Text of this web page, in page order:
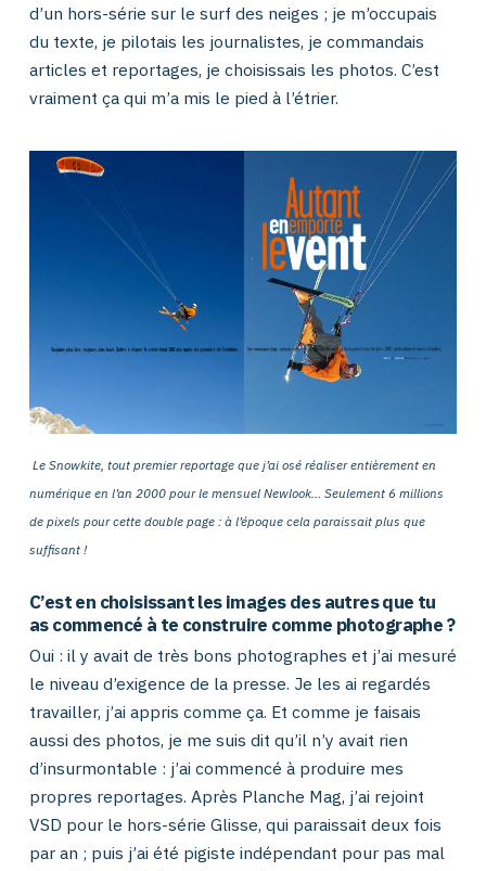
d’un hors-série sur le surf des neiges ; je m’occupais
du texte, je pilotais les journalistes, je commandais
articles et reportages, je choisissais les photos. C’est
vraiment ça qui m’a mis le pied à l’étrier.
Le Snowkite, tout premier reportage que j’ai osé réaliser entièrement en
numérique en l’an 2000 pour le mensuel Newlook… Seulement 6 millions
de pixels pour cette double page : à l’époque cela paraissait plus que
suffisant !
C’est en choisissant les images des autres que tu
as commencé à te construire comme photographe ?
Oui : il y avait de très bons photographes et j’ai mesuré
le niveau d’exigence de la presse. Je les ai regardés
travailler, j’ai appris comme ça. Et comme je faisais
aussi des photos, je me suis dit qu’il n’y avait rien
d’insurmontable : j’ai commencé à produire mes
propres reportages. Après Planche Mag, j’ai rejoint
VSD pour le hors-série Glisse, qui paraissait deux fois
par an ; puis j’ai été pigiste indépendant pour pas mal